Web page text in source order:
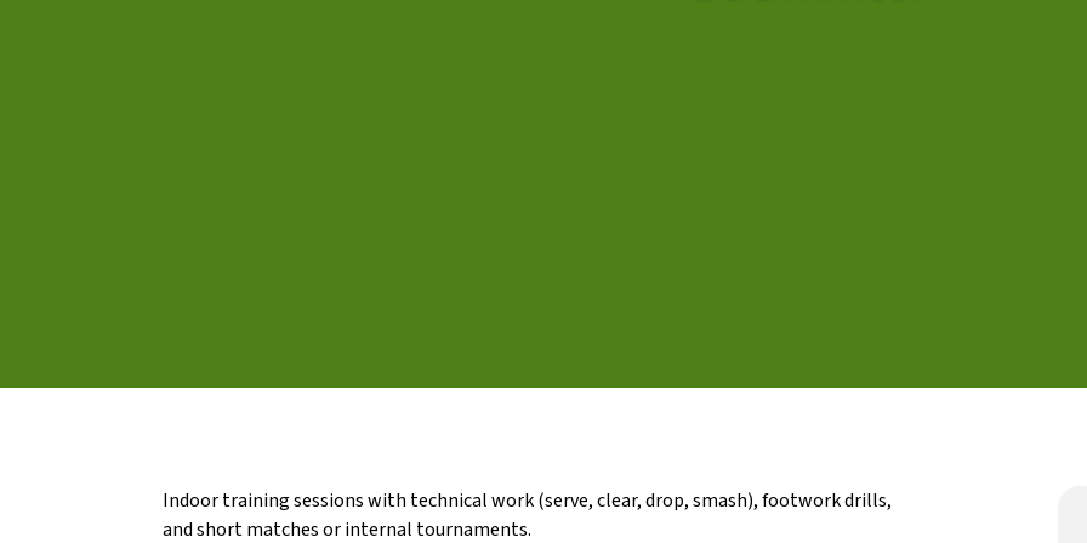
Indoor training sessions with technical work (serve, clear, drop, smash), footwork drills,
and short matches or internal tournaments.